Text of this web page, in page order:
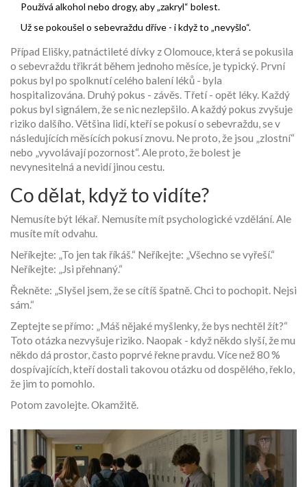
Používá alkohol nebo drogy, aby „zakryl“ bolest.
Už se pokoušel o sebevraždu dříve - i když to „nevyšlo“.
Případ Elišky, patnáctileté dívky z Olomouce, která se pokusila
o sebevraždu třikrát během jednoho měsíce, je typický. První
pokus byl po spolknutí celého balení léků - byla
hospitalizována. Druhý pokus - závěs. Třetí - opět léky. Každý
pokus byl signálem, že se nic nezlepšilo. A každý pokus zvyšuje
riziko dalšího. Většina lidí, kteří se pokusí o sebevraždu, se v
následujících měsících pokusí znovu. Ne proto, že jsou „zlostní“
nebo „vyvolávají pozornost“. Ale proto, že bolest je
nevynesitelná a nevidí jinou cestu.
Co dělat, když to vidíte?
Nemusíte být lékař. Nemusíte mít psychologické vzdělání. Ale
musíte mít odvahu.
Neříkejte: „To jen tak říkáš.“ Neříkejte: „Všechno se vyřeší.“
Neříkejte: „Jsi přehnaný.“
Řekněte: „Slyšel jsem, že se cítíš špatně. Chci to pochopit. Nejsi
sám.“
Zeptejte se přímo: „Máš nějaké myšlenky, že bys nechtěl žít?“
Toto otázka nezvyšuje riziko. Naopak - když někdo slyší, že mu
někdo dá prostor, často poprvé řekne pravdu. Více než 80 %
dospívajících, kteří dostali takovou otázku od dospělého, řeklo,
že jim to pomohlo.
Potom zavolejte. Okamžitě.